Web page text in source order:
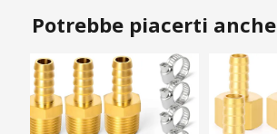
Potrebbe piacerti anche